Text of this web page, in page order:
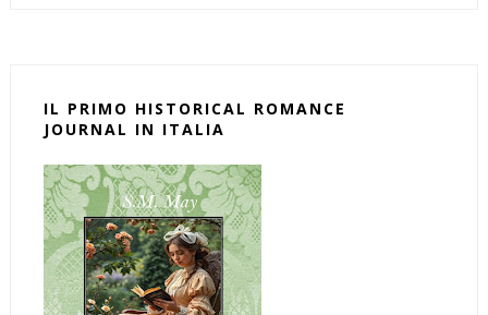
IL PRIMO HISTORICAL ROMANCE
JOURNAL IN ITALIA